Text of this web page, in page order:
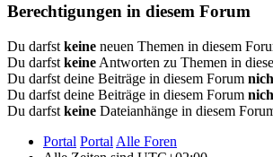
Berechtigungen in diesem Forum
Du darfst keine neuen Themen in diesem
Du darfst keine Antworten zu Themen in
Du darfst deine Beiträge in diesem Forum
Du darfst deine Beiträge in diesem Forum
Du darfst keine Dateianhänge in diesem
Portal Portal Alle Foren